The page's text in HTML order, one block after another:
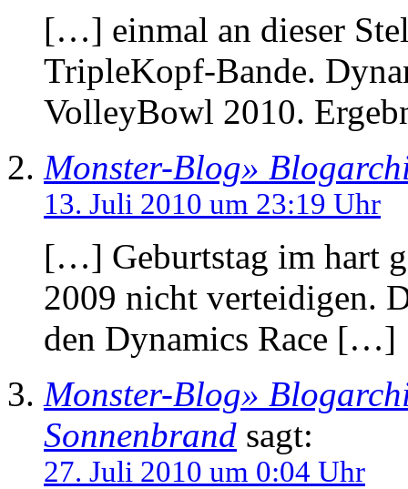
[…] einmal an dieser
TripleKopf-Bande.
VolleyBowl 2010.
Monster-Blog»
13. Juli 2010 um 23:19 Uhr
[…] Geburtstag im hart
2009 nicht verteidigen.
den Dynamics Race […]
Monster-Blog»
Sonnenbrand sagt:
27. Juli 2010 um 0:04 Uhr